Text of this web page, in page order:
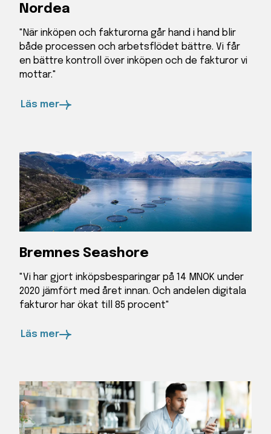
Nordea
"När inköpen och fakturorna går hand i hand blir
både processen och arbetsflödet bättre. Vi får
en bättre kontroll över inköpen och de fakturor vi
mottar."
Läs mer
Bremnes Seashore
"Vi har gjort inköpsbesparingar på 14 MNOK under
2020 jämfört med året innan. Och andelen digitala
fakturor har ökat till 85 procent"
Läs mer